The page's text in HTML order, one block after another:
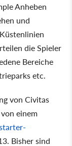
Anheben
und
die Spieler
Bereiche
etc.
von Civitas
einem
Bisher sind